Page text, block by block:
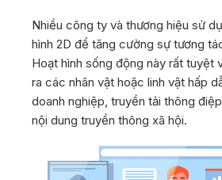
Nhiều công ty và thương hiệu sử
hình 2D để tăng cường sự tương
Hoạt hình sống động này rất tuyệt
ra các nhân vật hoặc linh vật hấp
doanh nghiệp, truyền tải thông
nội dung truyền thông xã hội.